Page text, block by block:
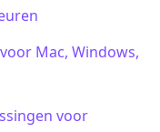
Mac, Windows,
voor